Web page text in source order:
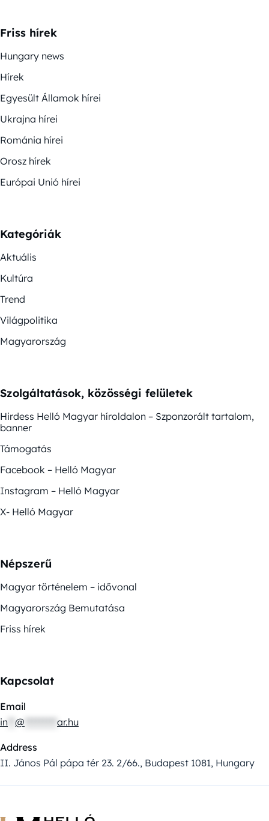
Friss hírek
Hungary news
Hírek
Egyesült Államok hírei
Ukrajna hírei
Románia hírei
Orosz hírek
Európai Unió hírei
Kategóriák
Aktuális
Kultúra
Trend
Világpolitika
Magyarország
Szolgáltatások, közösségi felületek
Hirdess Helló Magyar híroldalon – Szponzorált tartalom,
banner
Támogatás
Facebook – Helló Magyar
Instagram – Helló Magyar
X- Helló Magyar
Népszerű
Magyar történelem – idővonal
Magyarország Bemutatása
Friss hírek
Kapcsolat
Email
in @ ar.hu
Address
II. János Pál pápa tér 23. 2/66., Budapest 1081, Hungary